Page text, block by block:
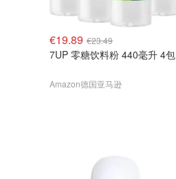
€19.89 €23.49
7UP 零糖饮料粉 440毫升 4包
Amazon德国亚马逊